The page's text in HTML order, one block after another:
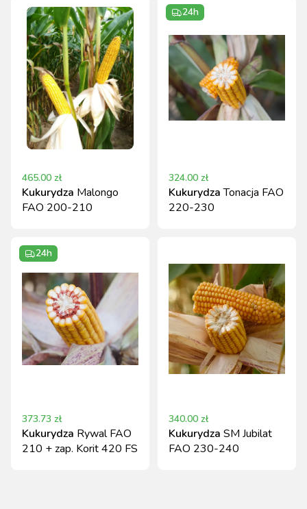
465.00 zł
Kukurydza Malongo
FAO 200-210
24h
324.00 zł
Kukurydza Tonacja FAO
220-230
24h
373.73 zł
Kukurydza Rywal FAO
210 + zap. Korit 420 FS
340.00 zł
Kukurydza SM Jubilat
FAO 230-240